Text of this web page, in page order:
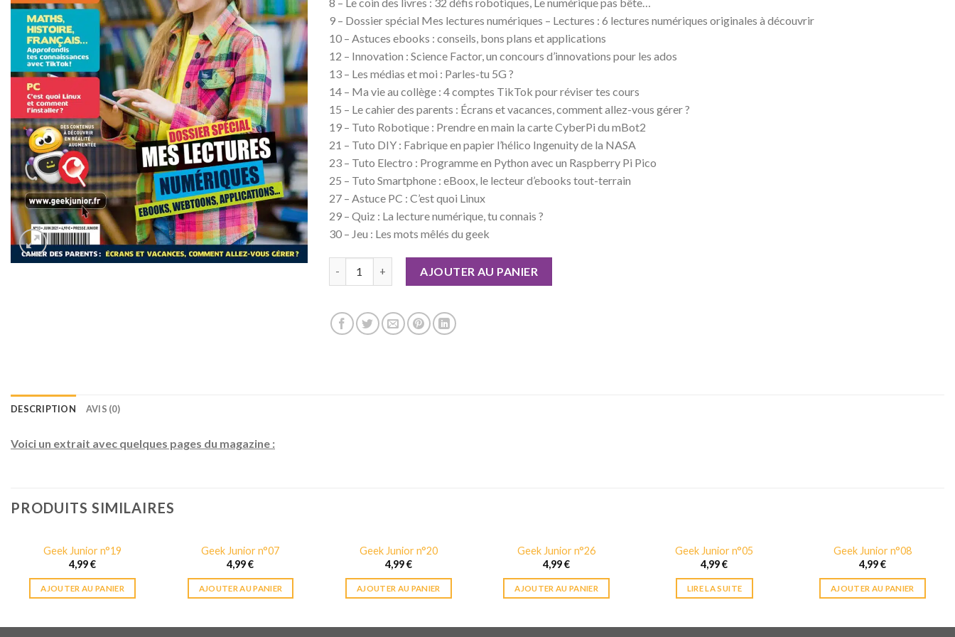
9 – Dossier spécial Mes lectures numériques – Lectures : 6 lectures numériques originales à découvrir
10 – Astuces ebooks : conseils, bons plans et applications
12 – Innovation : Science Factor, un concours d’innovations pour les ados
13 – Les médias et moi : Parles-tu 5G ?
14 – Ma vie au collège : 4 comptes TikTok pour réviser tes cours
15 – Le cahier des parents : Écrans et vacances, comment allez-vous gérer ?
19 – Tuto Robotique : Prendre en main la carte CyberPi du mBot2
21 – Tuto DIY : Fabrique en papier l’hélico Ingenuity de la NASA
23 – Tuto Electro : Programme en Python avec un Raspberry Pi Pico
25 – Tuto Smartphone : eBoox, le lecteur d’ebooks tout-terrain
27 – Astuce PC : C’est quoi Linux
29 – Quiz : La lecture numérique, tu connais ?
30 – Jeu : Les mots mêlés du geek
AJOUTER AU PANIER
DESCRIPTION AVIS (0)
Voici un extrait avec quelques pages du magazine :
PRODUITS SIMILAIRES
Geek Junior n°19
4,99€
AJOUTER AU PANIER
Geek Junior n°07
4,99€
AJOUTER AU PANIER
Geek Junior n°20
4,99€
AJOUTER AU PANIER
Geek Junior n°26
4,99€
AJOUTER AU PANIER
RUPTURE DE STOCK
Geek Junior n°05
4,99€
LIRE LA SUITE
Geek Junior n°08
4,99€
AJOUTER AU PANIER